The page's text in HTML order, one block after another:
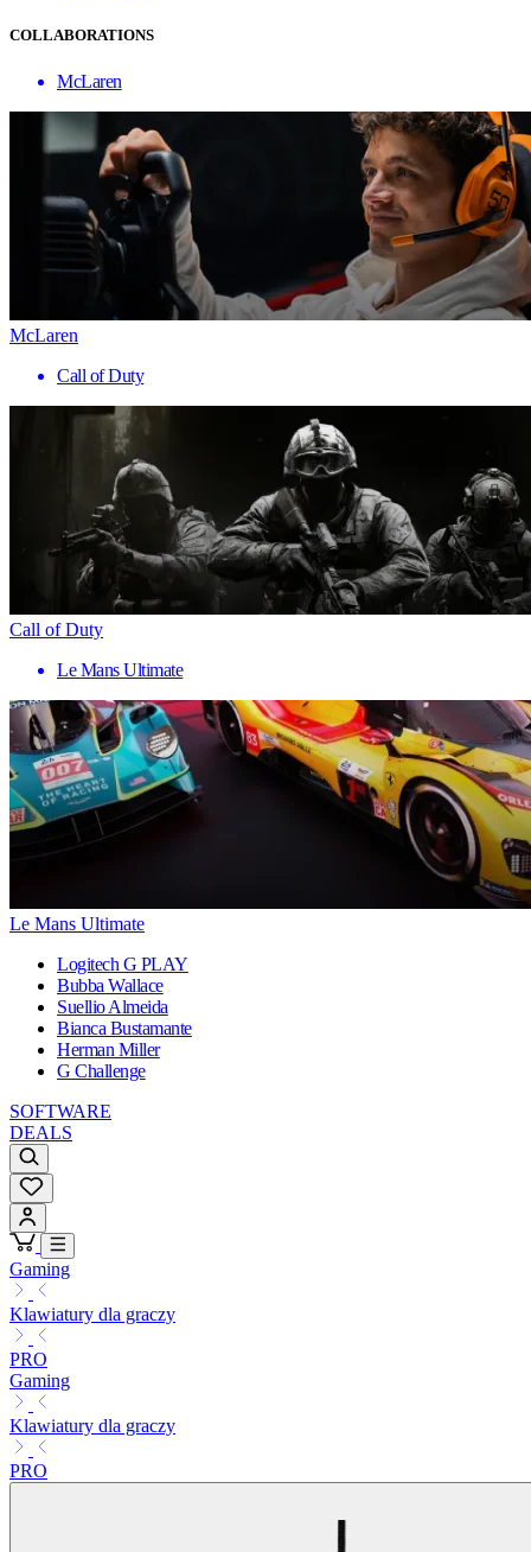
COLLABORATIONS
McLaren
McLaren
Call of Duty
Call of Duty
Le Mans Ultimate
Le Mans Ultimate
Logitech G PLAY
Bubba Wallace
Suellio Almeida
Bianca Bustamante
Herman Miller
G Challenge
SOFTWARE
DEALS
Gaming
Klawiatury dla graczy
PRO
Gaming
Klawiatury dla graczy
PRO